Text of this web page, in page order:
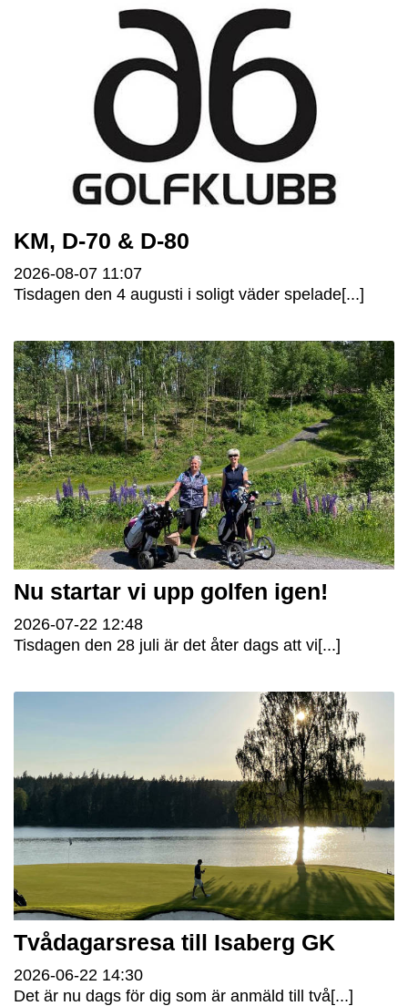
KM, D-70 & D-80
2026-08-07 11:07
Tisdagen den 4 augusti i soligt väder spelade[...]
Nu startar vi upp golfen igen!
2026-07-22 12:48
Tisdagen den 28 juli är det åter dags att vi[...]
Tvådagarsresa till Isaberg GK
2026-06-22 14:30
Det är nu dags för dig som är anmäld till två[...]